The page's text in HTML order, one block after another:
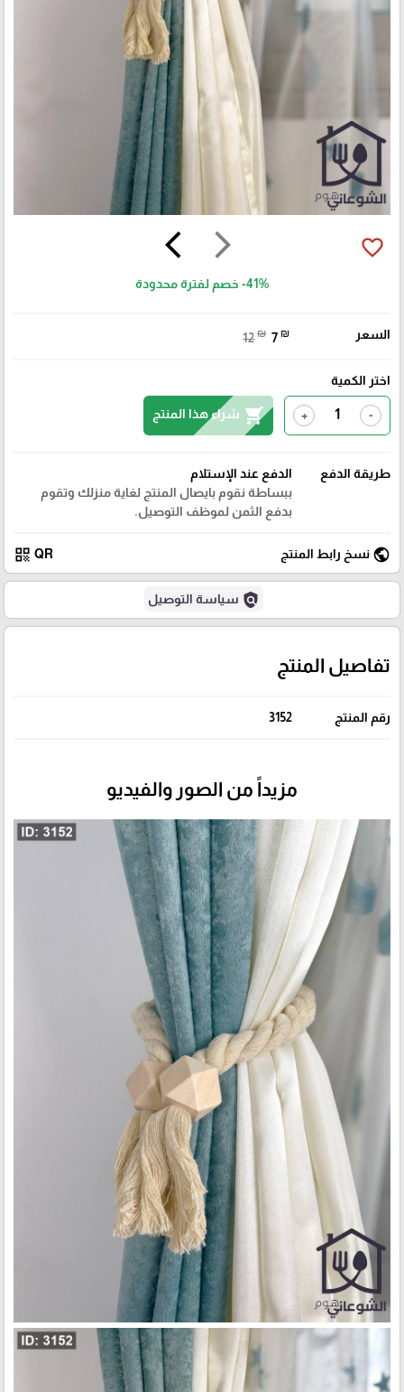
arrow_forward_ios
arrow_back_ios favorite_border
-41% خصم لفترة محدودة
السعر 12 ₪ 7 ₪
اختر الكمية
-
+
shopping_cart شراء هذا المنتج
طريقة الدفع
الدفع عند الإستلام
ببساطة نقوم بايصال المنتج لغاية منزلك وتقوم
بدفع الثمن لموظف التوصيل.
public نسخ رابط المنتج QR
qr_code
policy سياسة التوصيل
تفاصيل المنتج
رقم المنتج 3152
مزيداً من الصور والفيديو